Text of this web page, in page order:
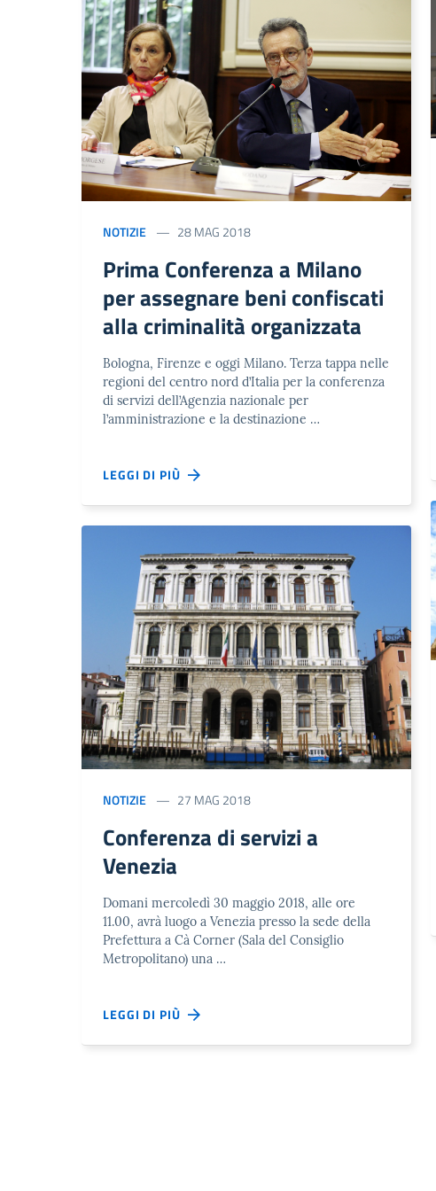
NOTIZIE 28 MAG 2018
Prima Conferenza a Milano
per assegnare beni confiscati
alla criminalità organizzata
Bologna, Firenze e oggi Milano. Terza tappa nelle
regioni del centro nord d’Italia per la conferenza
di servizi dell’Agenzia nazionale per
l’amministrazione e la destinazione …
LEGGI DI PIÙ
NOTIZIE 27 MAG 2018
Conferenza di servizi a
Venezia
Domani mercoledì 30 maggio 2018, alle ore
11.00, avrà luogo a Venezia presso la sede della
Prefettura a Cà Corner (Sala del Consiglio
Metropolitano) una …
LEGGI DI PIÙ